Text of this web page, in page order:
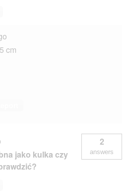
cm
jako kulka czy
2
answers